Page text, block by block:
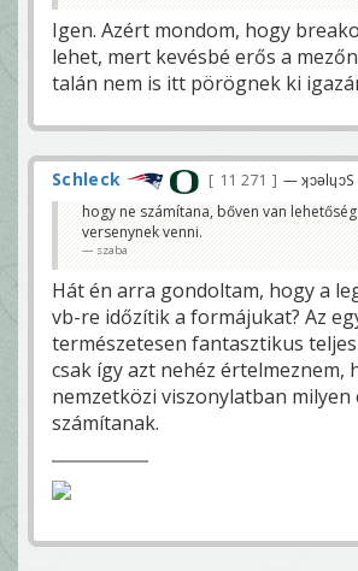
Igen. Azért mondom, hogy
lehet, mert kevésbé erős a
talán nem is itt pörögnek ki
Schleck 11 271 — ʞɔǝlɥɔS
hogy ne számítana, bőven van
versenynek venni.
szaba
Hát én arra gondoltam, hogy a
vb-re időzítik a formájukat? Az
természetesen fantasztikus
csak így azt nehéz értelmeznem,
nemzetközi viszonylatban milyen
számítanak.